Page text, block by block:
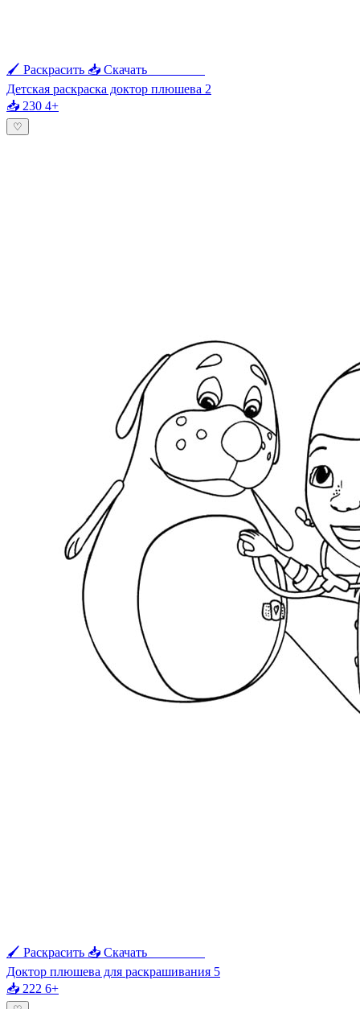
🖌 Раскрасить 📥 Скачать
Детская раскраска доктор плюшева 2
📥 230 4+
♡
🖌 Раскрасить 📥 Скачать
Доктор плюшева для раскрашивания 5
📥 222 6+